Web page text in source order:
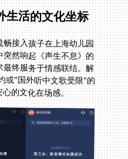
生活的文化坐标
接入孩子在上海幼儿园
然响起《声生不息》的
终服务于情感联结。解
或"国外听中文歌受限"的
的文化在场感。